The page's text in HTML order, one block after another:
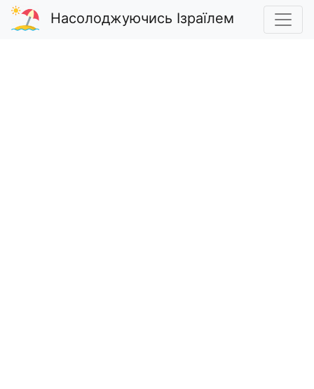
Насолоджуючись Ізраїлем